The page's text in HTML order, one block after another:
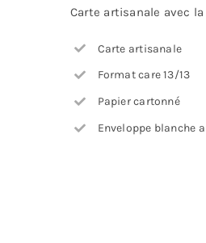
Carte artisanale avec
Carte artisanale
Format care 13/13
Papier cartonné
Enveloppe blanche